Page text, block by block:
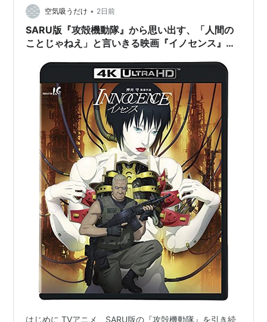
90年代に活躍している割に体制側が正義の味方であ
る という特異な点がある。
現在は、主に挿絵などを手がける。
おもな作品
アップルシード
攻殻機動隊
仙術超攻殻オリオン
ドミニオン
ブラックマジック
アニメ関連作品
ブラックマジック M-66ブラックマジックの一部を
映像化した物 一応監督 絵コンテ
攻殻機動隊関係
GHOST IN THE SHELL 攻殻機動隊
イノセンス 上記作品の続編
攻殻機動隊 STAND ALONE COMPLEX
空気吸うだけ • 2日前
SARU版『攻殻機動隊』から思い出す、「人間の
ことじゃねえ」と言いきる映画『イノセンス』の
はじめに TVアニメ、SARU版の『攻殻機動隊』を引き続